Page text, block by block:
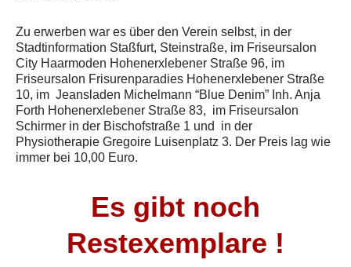
Zu erwerben war es über den Verein selbst, in der
Stadtinformation Staßfurt, Steinstraße, im Friseursalon
City Haarmoden Hohenerxlebener Straße 96, im
Friseursalon Frisurenparadies Hohenerxlebener Straße
10, im Jeansladen Michelmann “Blue Denim” Inh. Anja
Forth Hohenerxlebener Straße 83, im Friseursalon
Schirmer in der Bischofstraße 1 und in der
Physiotherapie Gregoire Luisenplatz 3. Der Preis lag wie
immer bei 10,00 Euro.
Es gibt noch
Restexemplare !